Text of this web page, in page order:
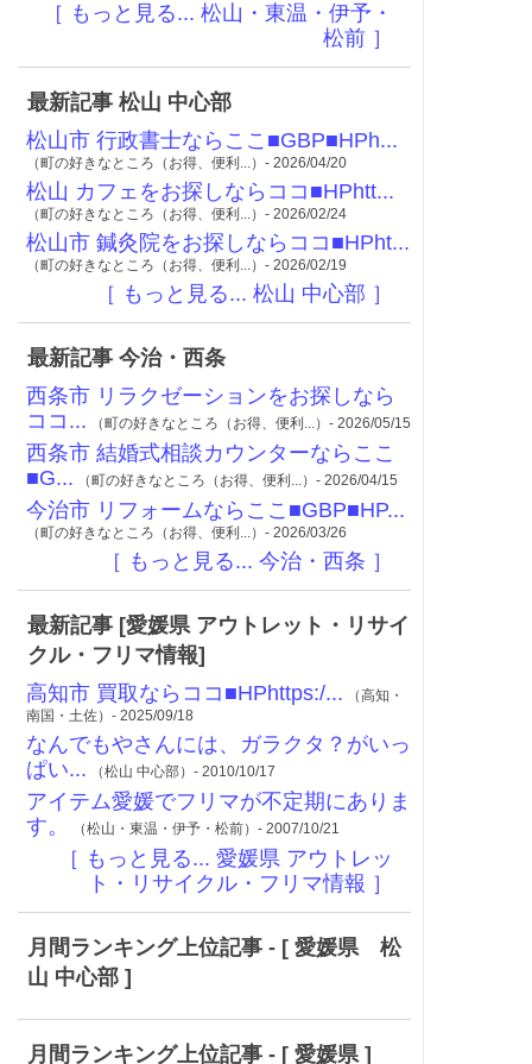
［ もっと見る... 松山・東温・伊予・
松前 ］
最新記事 松山 中心部
松山市 行政書士ならここ■GBP■HPh...
（町の好きなところ（お得、便利...）- 2026/04/20
松山 カフェをお探しならココ■HPhtt...
（町の好きなところ（お得、便利...）- 2026/02/24
松山市 鍼灸院をお探しならココ■HPht...
（町の好きなところ（お得、便利...）- 2026/02/19
［ もっと見る... 松山 中心部 ］
最新記事 今治・西条
西条市 リラクゼーションをお探しなら
ココ... （町の好きなところ（お得、便利...）- 2026/05/15
西条市 結婚式相談カウンターならここ
■G... （町の好きなところ（お得、便利...）- 2026/04/15
今治市 リフォームならここ■GBP■HP...
（町の好きなところ（お得、便利...）- 2026/03/26
［ もっと見る... 今治・西条 ］
最新記事 [愛媛県 アウトレット・リサイ
クル・フリマ情報]
高知市 買取ならココ■HPhttps:/... （高知・
南国・土佐）- 2025/09/18
なんでもやさんには、ガラクタ？がいっ
ぱい... （松山 中心部）- 2010/10/17
アイテム愛媛でフリマが不定期にありま
す。
（松山・東温・伊予・松前）- 2007/10/21
［ もっと見る... 愛媛県 アウトレッ
ト・リサイクル・フリマ情報 ］
月間ランキング上位記事 - [ 愛媛県 松
山 中心部 ]
月間ランキング上位記事 - [ 愛媛県 ]